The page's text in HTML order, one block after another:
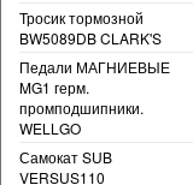
Тросик тормозной
BW5089DB CLARK'S
Педали МАГНИЕВЫЕ
MG1 герм.
промподшипники.
WELLGO
Самокат SUB
VERSUS110